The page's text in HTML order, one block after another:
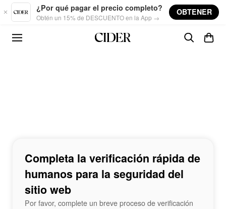
Skip to main content
¿Por qué pagar el precio completo?
Obtén un 15% de DESCUENTO en la App →
OBTENER
Completa la verificación rápida de
humanos para la seguridad del
sitio web
Por favor, complete un breve proceso de verificación